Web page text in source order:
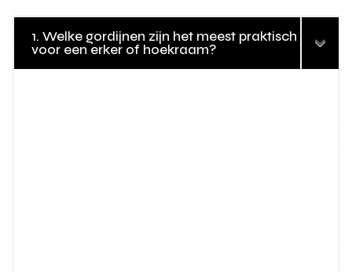
1. Welke gordijnen zijn het meest praktisch
voor een erker of hoekraam?